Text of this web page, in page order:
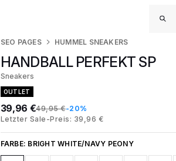
SEO PAGES HUMMEL SNEAKERS
HANDBALL PERFEKT SP
Sneakers
OUTLET
39,96 €49,95 €-20%
Letzter Sale-Preis: 39,96 €
FARBE: BRIGHT WHITE/NAVY PEONY